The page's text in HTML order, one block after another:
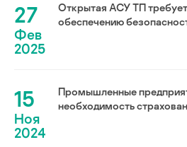
27
Фев
2025
Открытая АСУ ТП
обеспечению
15
Ноя
2024
Промышленные
необходимость